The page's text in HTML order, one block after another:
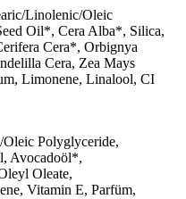
Linolenic/Oleic
Oil*, Cera Alba*, Silica,
Cera*, Orbignya
Cera, Zea Mays
Limonene, Linalool, CI
Polyglyceride,
Avocadoöl*,
Oleate,
Vitamin E, Parfüm,